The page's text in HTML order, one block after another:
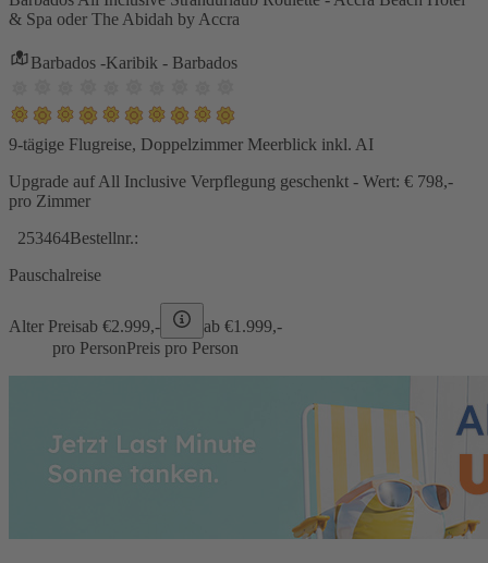
& Spa oder The Abidah by Accra
Barbados -Karibik - Barbados
9-tägige Flugreise, Doppelzimmer Meerblick inkl. AI
Upgrade auf All Inclusive Verpflegung geschenkt - Wert: € 798,-
pro Zimmer
253464Bestellnr.:
Pauschalreise
Alter Preisab €2.999,- ab €1.999,-
pro PersonPreis pro Person